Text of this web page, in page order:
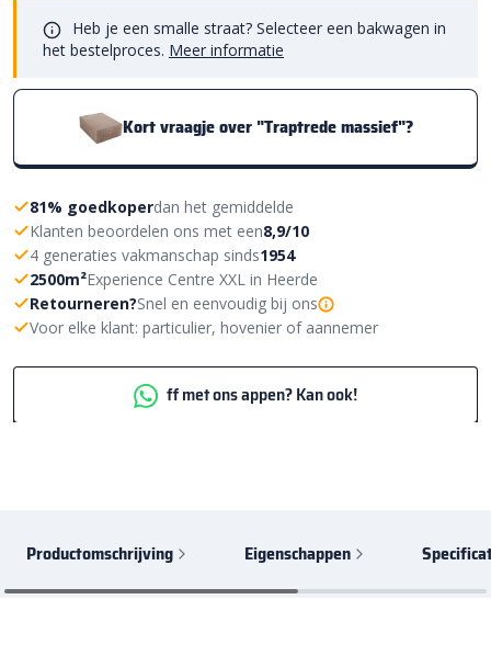
Heb je een smalle straat? Selecteer een bakwagen in
het bestelproces. Meer informatie
Kort vraagje over "Traptrede massief"?
81% goedkoperdan het gemiddelde
Klanten beoordelen ons met een8,9/10
4 generaties vakmanschap sinds1954
2500m²Experience Centre XXL in Heerde
Retourneren?Snel en eenvoudig bij ons
Voor elke klant: particulier, hovenier of aannemer
ff met ons appen? Kan ook!
Productomschrijving Eigenschappen